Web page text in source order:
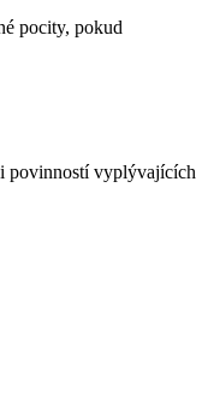
pocity, pokud
povinností vyplývajících